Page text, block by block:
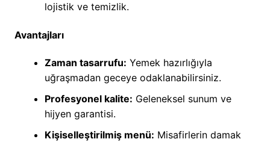
lojistik ve temizlik.
Avantajları
Zaman tasarrufu: Yemek hazırlığıyla
uğraşmadan geceye odaklanabilirsiniz.
Profesyonel kalite: Geleneksel sunum ve
hijyen garantisi.
Kişiselleştirilmiş menü: Misafirlerin damak